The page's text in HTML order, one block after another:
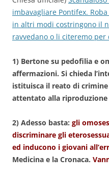
imbavagliare Pontifex.
in altri modi costringono il
ravvedano o li citeremo
1) Bertone su pedofilia e
affermazioni. Si chieda
istituisca il reato di
attentato alla riproduzione
2) Adesso basta: gli
discriminare gli
ed inducono i giovani
Medicina e la Cronaca.